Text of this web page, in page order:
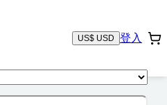
US$ USD 登入